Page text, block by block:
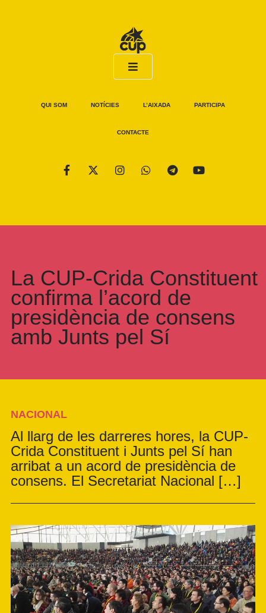
QUI SOM NOTÍCIES L’AIXADA PARTICIPA
CONTACTE
La CUP-Crida Constituent
confirma l’acord de
presidència de consens
amb Junts pel Sí
NACIONAL
Al llarg de les darreres hores, la CUP-
Crida Constituent i Junts pel Sí han
arribat a un acord de presidència de
consens. El Secretariat Nacional […]